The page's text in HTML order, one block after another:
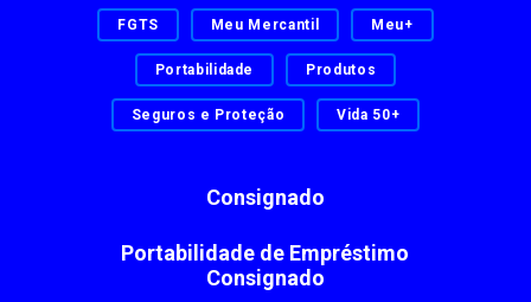
Consignado
Portabilidade de Empréstimo
Consignado
FGTS Meu Mercantil Meu+
Portabilidade Produtos
Seguros e Proteção Vida 50+